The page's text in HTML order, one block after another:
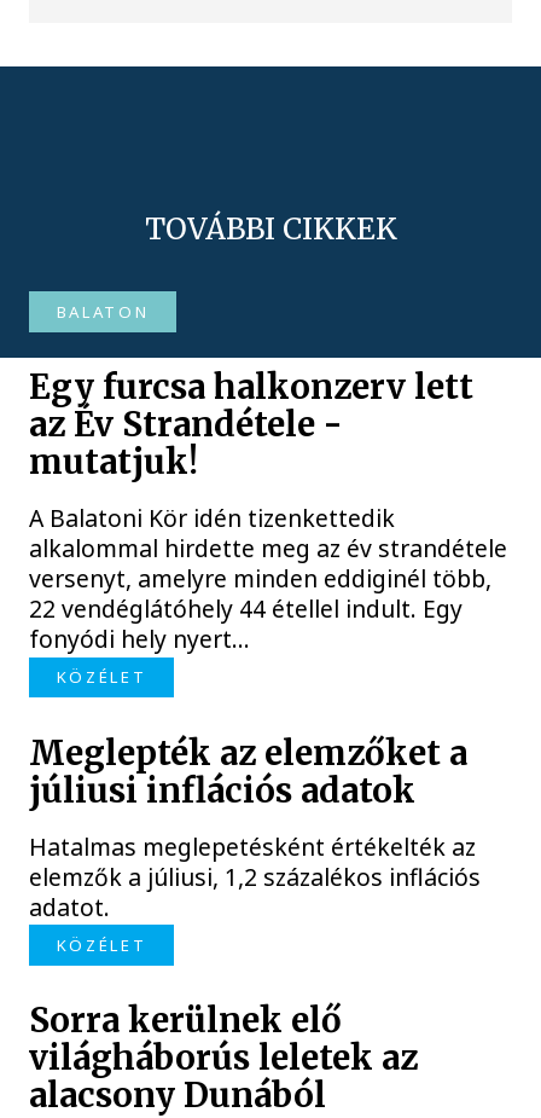
TOVÁBBI CIKKEK
BALATON
Egy furcsa halkonzerv lett
az Év Strandétele -
mutatjuk!
A Balatoni Kör idén tizenkettedik
alkalommal hirdette meg az év strandétele
versenyt, amelyre minden eddiginél több,
22 vendéglátóhely 44 étellel indult. Egy
fonyódi hely nyert...
KÖZÉLET
Meglepték az elemzőket a
júliusi inflációs adatok
Hatalmas meglepetésként értékelték az
elemzők a júliusi, 1,2 százalékos inflációs
adatot.
KÖZÉLET
Sorra kerülnek elő
világháborús leletek az
alacsony Dunából